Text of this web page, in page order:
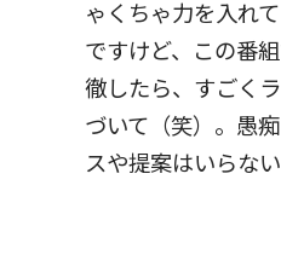
ゃくちゃ力を入れ
ですけど、この番
徹したら、すごく
づいて（笑）。愚
スや提案はいらな